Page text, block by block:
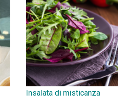
Insalata di misticanza